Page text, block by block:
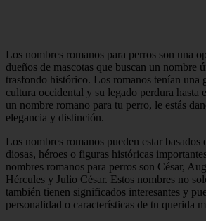
Los nombres romanos para perros son una
dueños de mascotas que buscan un nombre
trasfondo histórico. Los romanos tenían una
cultura occidental y su legado perdura hasta
un nombre romano para tu perro, le estás
elegancia y distinción.
Los nombres romanos pueden estar basados
diosas, héroes o figuras históricas
nombres romanos para perros son César,
Hércules y Julio César. Estos nombres no
también tienen significados interesantes y
personalidad o características de tu querida